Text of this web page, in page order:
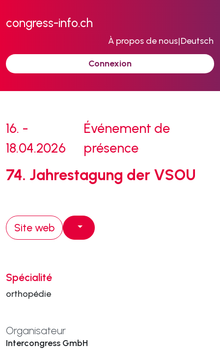
congress-info.ch
À propos de nous|Deutsch
Connexion
16. -
18.04.2026
Événement de
présence
74. Jahrestagung der VSOU
Site web
Spécialité
orthopédie
Organisateur
Intercongress GmbH